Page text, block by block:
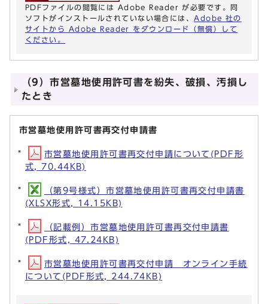
PDFファイルの閲覧には Adobe Reader が必要です。同
ソフトがインストールされていない場合には、 Adobe 社の
サイトから Adobe Reader をダウンロード（無償）して
ください。
（9）市営墓地使用許可書を紛失、破損、汚損し
たとき
市営墓地使用許可書再交付申請書
市営墓地使用許可書再交付申請について(PDF形
式, 70.44KB)
（第9号様式）市営墓地使用許可書再交付申請書
(XLSX形式, 14.15KB)
（記載例）市営墓地使用許可書再交付申請書
(PDF形式, 47.24KB)
市営墓地使用許可書再交付申請 オンライン手続
について(PDF形式, 244.74KB)